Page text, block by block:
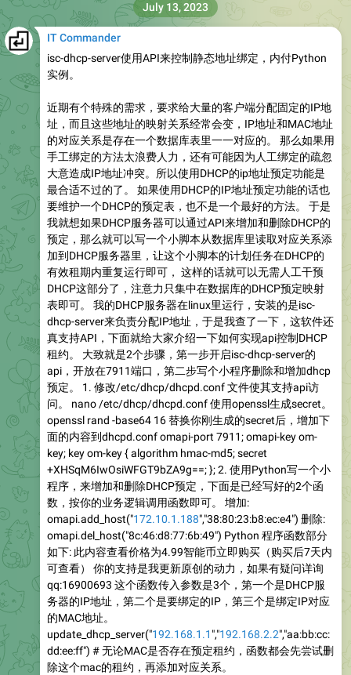
IT Commander
isc-dhcp-server使用API来控制静态地址绑定，内付Python
实例。
近期有个特殊的需求，要求给大量的客户端分配固定的IP地
址，而且这些地址的映射关系经常会变，IP地址和MAC地址
的对应关系是存在一个数据库表里一一对应的。 那么如果用
手工绑定的方法太浪费人力，还有可能因为人工绑定的疏忽
大意造成IP地址冲突。所以使用DHCP的ip地址预定功能是
最合适不过的了。 如果使用DHCP的IP地址预定功能的话也
要维护一个DHCP的预定表，也不是一个最好的方法。 于是
我就想如果DHCP服务器可以通过API来增加和删除DHCP的
预定，那么就可以写一个小脚本从数据库里读取对应关系添
加到DHCP服务器里，让这个小脚本的计划任务在DHCP的
有效租期内重复运行即可， 这样的话就可以无需人工干预
DHCP这部分了，注意力只集中在数据库的DHCP预定映射
表即可。 我的DHCP服务器在linux里运行，安装的是isc-
dhcp-server来负责分配IP地址，于是我查了一下，这软件还
真支持API，下面就给大家介绍一下如何实现api控制DHCP
租约。 大致就是2个步骤，第一步开启isc-dhcp-server的
api，开放在7911端口，第二步写个小程序删除和增加dhcp
预定。 1. 修改/etc/dhcp/dhcpd.conf 文件使其支持api访
问。 nano /etc/dhcp/dhcpd.conf 使用openssl生成secret。
openssl rand -base64 16 替换你刚生成的secret后，增加下
面的内容到dhcpd.conf omapi-port 7911; omapi-key om-
key; key om-key { algorithm hmac-md5; secret
+XHSqM6IwOsiWFGT9bZA9g==; }; 2. 使用Python写一个小
程序，来增加和删除DHCP预定，下面是已经写好的2个函
数，按你的业务逻辑调用函数即可。 增加:
omapi.add_host("172.10.1.188","38:80:23:b8:ec:e4") 删除:
omapi.del_host("8c:46:d8:77:6b:49") Python 程序函数部分
如下: 此内容查看价格为4.99智能币立即购买（购买后7天内
可查看） 你的支持是我更新原创的动力，如果有疑问详询
qq:16900693 这个函数传入参数是3个，第一个是DHCP服
务器的IP地址，第二个是要绑定的IP，第三个是绑定IP对应
的MAC地址。
update_dhcp_server("192.168.1.1 ","192.168.2.2","aa:bb:cc:
dd:ee:ff") # 无论MAC是否存在预定租约，函数都会先尝试删
除这个mac的租约，再添加对应关系。
July 13, 2023